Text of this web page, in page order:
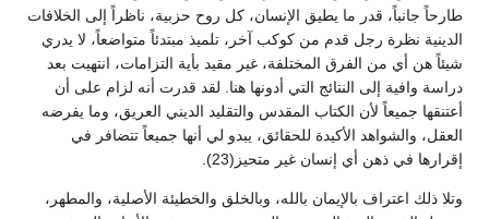
طارحاً جانباً، قدر ما يطيق الإنسان، كل روح حزبية، ناظراً إلى الخلافات
الدينية نظرة رجل قدم من كوكب آخر، تلميذ مبتدئاً متواضعاً، لا يدري
شيئاً هن أي من الفرق المختلفة، غير مقيد بأية التزامات، انتهيت بعد
دراسة وافية إلى النتائج التي أدونها هنا. لقد قدرت أنه لزام على أن
أعتنقها جميعاً لأن الكتاب المقدس والتقليد الديني العريق، وما يفرضه
العقل، والشواهد الأكيدة للحقائق، يبدو لي أنها جميعاً تتضافر في
إقرارها في ذهن أي إنسان غير متحيز(23).
وتلا ذلك اعتراف بالإيمان بالله، وبالخلق والخطيئة الأصلية، والمطهر،